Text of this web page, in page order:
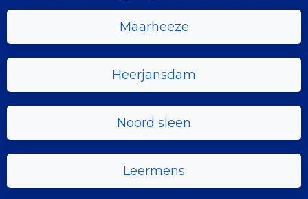
Maarheeze
Heerjansdam
Noord sleen
Leermens